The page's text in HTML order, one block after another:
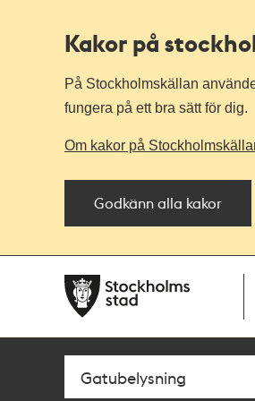
Kakor på
På Stockholmskällan
fungera på ett bra sätt för dig.
Om kakor på
Godkänn alla kakor
navigationen
huvudinnehållet
Sök